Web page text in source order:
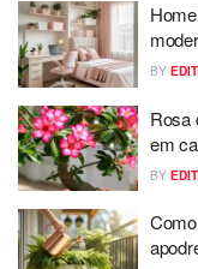
BY
Rosa
em
BY